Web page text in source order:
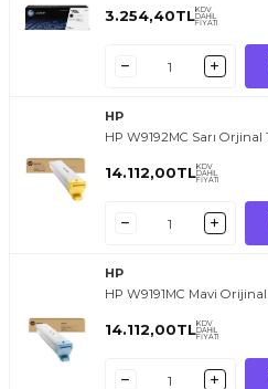
3.254,40TLKDV
DAHİL
FİYATI
HP
HP W9192MC Sarı Orjinal
14.112,00TLKDV
DAHİL
FİYATI
HP
HP W9191MC Mavi
14.112,00TLKDV
DAHİL
FİYATI